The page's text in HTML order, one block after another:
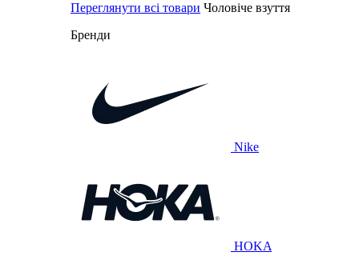
Переглянути всі товари Чоловіче взуття
Бренди
Nike
HOKA